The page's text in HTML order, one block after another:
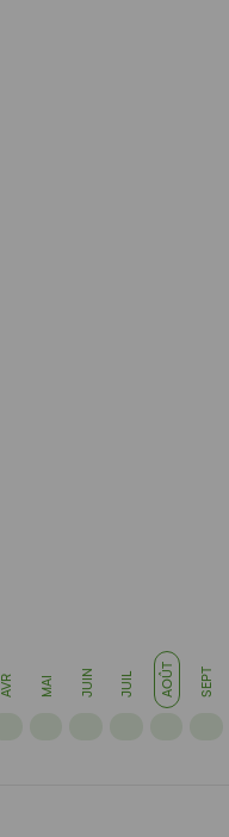
AVR MAI JUIN JUIL AOÛT SEPT